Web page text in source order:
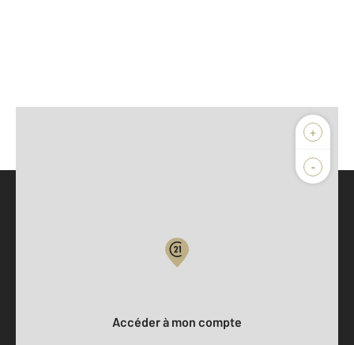
+
-
Accéder à mon compte